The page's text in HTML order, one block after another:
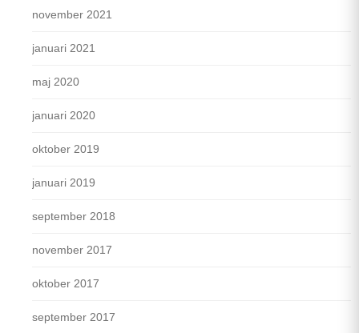
november 2021
januari 2021
maj 2020
januari 2020
oktober 2019
januari 2019
september 2018
november 2017
oktober 2017
september 2017